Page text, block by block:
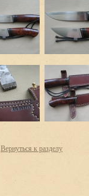
Вернуться к разделу